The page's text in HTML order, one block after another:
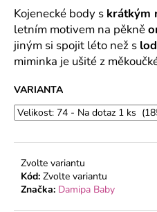
hvězdiček.
Kojenecké body s krátkým
letním motivem na pěkně
jiným si spojit léto než s
miminka je ušité z
VARIANTA
Zvolte variantu
Kód: Zvolte variantu
Značka: Damipa Baby
HLEDAT
D
o
o
u